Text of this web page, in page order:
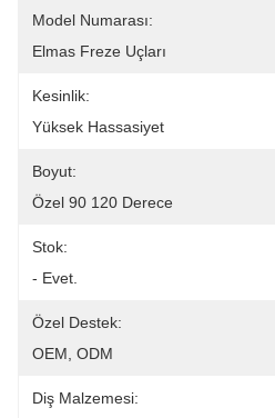
Model Numarası:
Elmas Freze Uçları
Kesinlik:
Yüksek Hassasiyet
Boyut:
Özel 90 120 Derece
Stok:
- Evet.
Özel Destek:
OEM, ODM
Diş Malzemesi: